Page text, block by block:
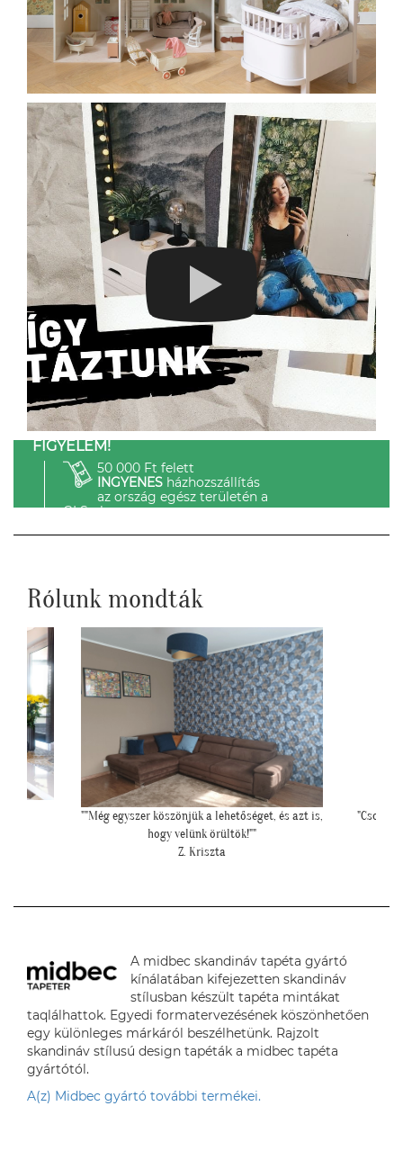
FIGYELEM!
50 000 Ft felett
INGYENESházhozszállítás
az ország egész területén a
GLS-el.
Rólunk mondták
"Csodálatos a fotótapéta még szebb mint ahogy
gondoltam!"
L. Ilona
A midbec skandináv tapéta gyártó
kínálatában kifejezetten skandináv
stílusban készült tapéta mintákat
taqlálhattok. Egyedi formatervezésének köszönhetően
egy különleges márkáról beszélhetünk. Rajzolt
skandináv stílusú design tapéták a midbec tapéta
gyártótól.
A(z) Midbec gyártó további termékei.